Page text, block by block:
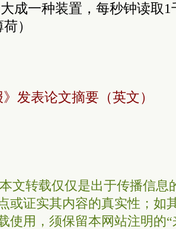
成一种装置，每秒钟读取1
）
》发表论文摘要（英文）
文转载仅仅是出于传播信息
或证实其内容的真实性；如
使用，须保留本网站注明的